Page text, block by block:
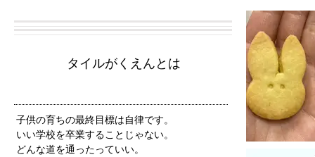
​タイルがくえんとは
子供の育ちの最終目標は自律です。
いい学校を卒業することじゃない。
どんな道を通ったっていい。